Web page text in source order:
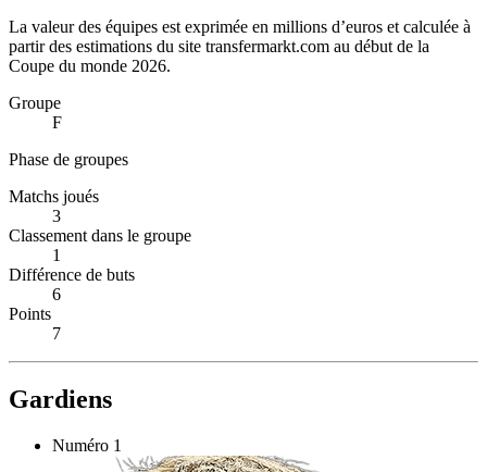
La valeur des équipes est exprimée en millions d’euros et calculée à
partir des estimations du site transfermarkt.com au début de la
Coupe du monde 2026.
Groupe
F
Phase de groupes
Matchs joués
3
Classement dans le groupe
1
Différence de buts
6
Points
7
Gardiens
Numéro 1